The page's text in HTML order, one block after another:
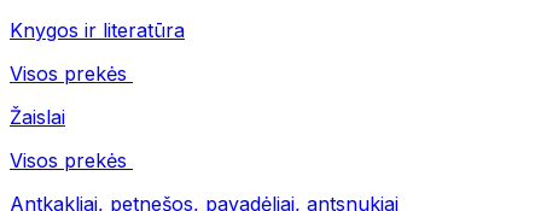
Knygos ir literatūra
Visos prekės
Žaislai
Visos prekės
Antkakliai, petnešos, pavadėliai, antsnukiai